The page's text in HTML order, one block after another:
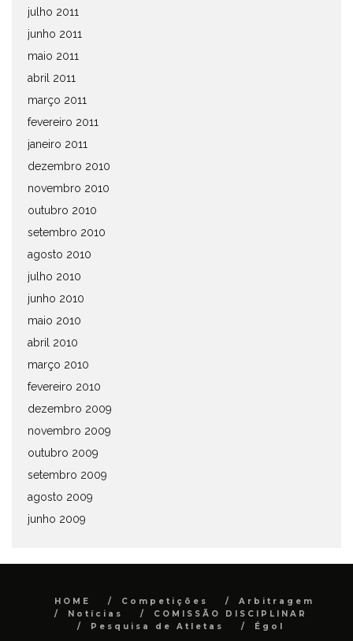
julho 2011
junho 2011
maio 2011
abril 2011
março 2011
fevereiro 2011
janeiro 2011
dezembro 2010
novembro 2010
outubro 2010
setembro 2010
agosto 2010
julho 2010
junho 2010
maio 2010
abril 2010
março 2010
fevereiro 2010
dezembro 2009
novembro 2009
outubro 2009
setembro 2009
agosto 2009
junho 2009
HOME Competições
Arbitragem
Notícias
COMISSÃO DISCIPLINAR
Pesquisa de Atletas
Égol